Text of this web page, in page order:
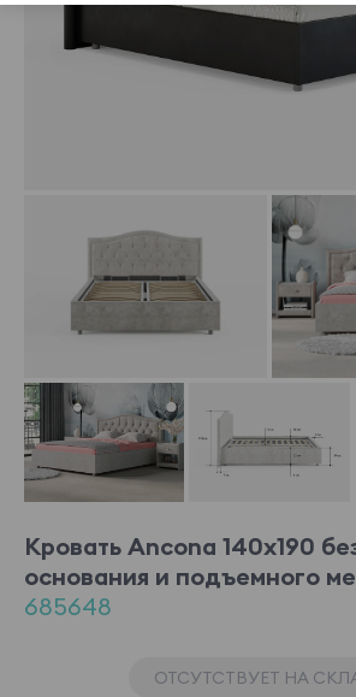
Кровать Ancona 140x190
основания и подъемного
685648
ОТСУТСТВУЕТ НА